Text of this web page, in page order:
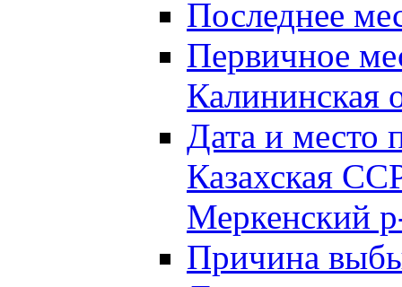
Последнее
Первичное
Калининская
Дата и
Казахская
Меркенский
Причина